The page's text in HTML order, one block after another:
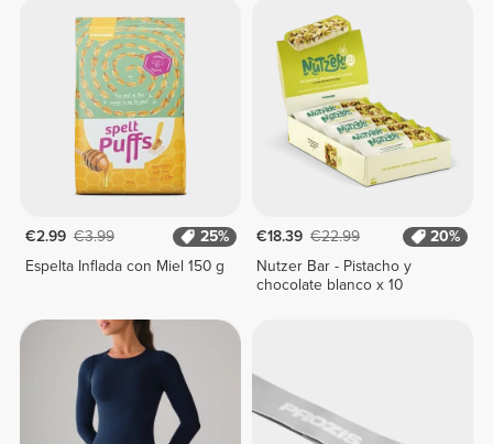
€2.99 €3.99
25%
Espelta Inflada con Miel 150 g
€18.39 €22.99
20%
Nutzer Bar - Pistacho y
chocolate blanco x 10